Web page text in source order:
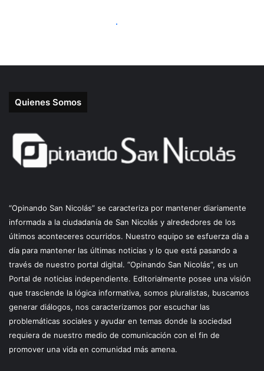
Quienes Somos
“Opinando San Nicolás” se caracteriza por mantener diariamente
informada a la ciudadanía de San Nicolás y alrededores de los
últimos aconteceres ocurridos. Nuestro equipo se esfuerza día a
día para mantener las últimas noticias y lo que está pasando a
través de nuestro portal digital. “Opinando San Nicolás”, es un
Portal de noticias independiente. Editorialmente posee una visión
que trasciende la lógica informativa, somos pluralistas, buscamos
generar diálogos, nos caracterizamos por escuchar las
problemáticas sociales y ayudar en temas donde la sociedad
requiera de nuestro medio de comunicación con el fin de
promover una vida en comunidad más amena.